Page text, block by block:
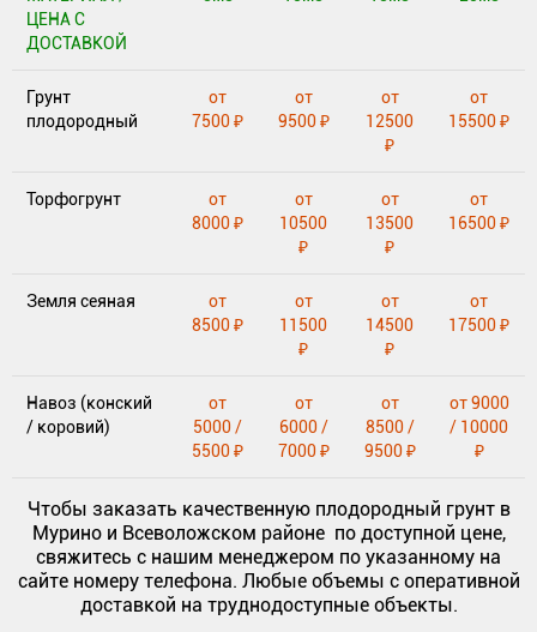
ЦЕНА С
ДОСТАВКОЙ
Грунт
плодородный
от
7500 ₽
от
9500 ₽
от
12500
₽
от
15500 ₽
Торфогрунт
от
8000 ₽
от
10500
₽
от
13500
₽
от
16500 ₽
Земля сеяная
от
8500 ₽
от
11500
₽
от
14500
₽
от
17500 ₽
Навоз (конский
/ коровий)
от
5000 /
5500 ₽
от
6000 /
7000 ₽
от
8500 /
9500 ₽
от 9000
/ 10000
₽
Чтобы заказать качественную плодородный грунт в
Мурино и Всеволожском районе по доступной цене,
свяжитесь с нашим менеджером по указанному на
сайте номеру телефона. Любые объемы с оперативной
доставкой на труднодоступные объекты.